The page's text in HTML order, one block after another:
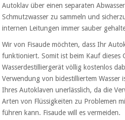
Autoklav über einen separaten
Schmutzwasser zu sammeln und
internen Leitungen immer sauber
Wir von Fisaude möchten, dass Ihr
funktioniert. Somit ist beim Kauf dieses
Wasserdestilliergerät völlig kostenlos
Verwendung von bidestilliertem Wasser
Ihres Autoklaven unerlässlich, da die
Arten von Flüssigkeiten zu Problemen
führen kann. Fisaude will es vermeiden.